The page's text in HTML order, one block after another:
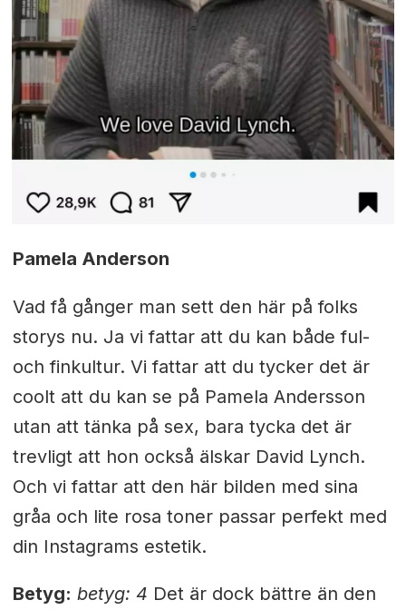
Pamela Anderson
Vad få gånger man sett den här på folks
storys nu. Ja vi fattar att du kan både ful-
och finkultur. Vi fattar att du tycker det är
coolt att du kan se på Pamela Andersson
utan att tänka på sex, bara tycka det är
trevligt att hon också älskar David Lynch.
Och vi fattar att den här bilden med sina
gråa och lite rosa toner passar perfekt med
din Instagrams estetik.
Betyg: betyg: 4 Det är dock bättre än den